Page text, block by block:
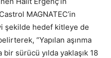
MAGNATEC’in
şekilde hedef kitleye de
“Yapılan aşınma
sürücü yılda yaklaşık 18